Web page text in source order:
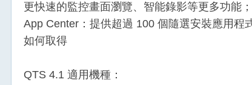
更快速的監控畫面瀏覽、智能錄影等更多功能；
App Center：提供超過 100 個隨選安裝應用程
如何取得
QTS 4.1 適用機種：